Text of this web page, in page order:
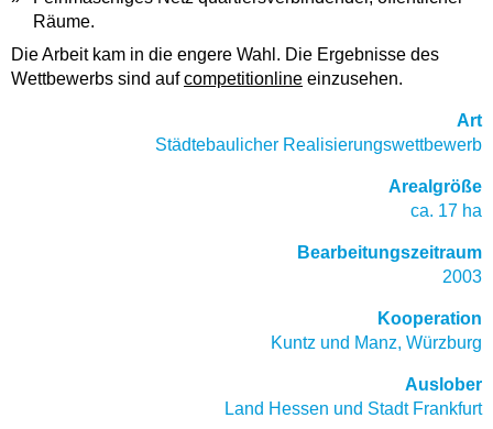
Räume.
Die Arbeit kam in die engere Wahl. Die Ergebnisse des
Wettbewerbs sind aufcompetitionline einzusehen.
Art
Städtebaulicher Realisierungswettbewerb
Arealgröße
ca. 17 ha
Bearbeitungszeitraum
2003
Kooperation
Kuntz und Manz, Würzburg
Auslober
Land Hessen und Stadt Frankfurt